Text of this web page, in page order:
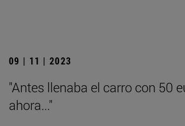
09 | 11 | 2023
"Antes llenaba el carro con 50
ahora..."